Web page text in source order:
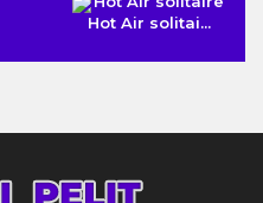
Hot Air solitai...